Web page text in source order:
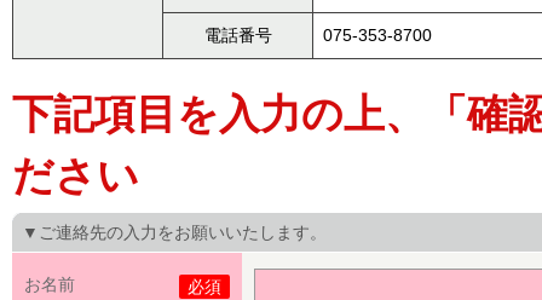
電話番号 075-353-8700
下記項目を入力の上、「確
ださい
▼ご連絡先の入力をお願いいたします。
お名前 必須